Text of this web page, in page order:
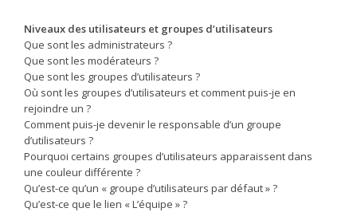
Niveaux des utilisateurs et groupes d’utilisateurs
Que sont les administrateurs ?
Que sont les modérateurs ?
Que sont les groupes d’utilisateurs ?
Où sont les groupes d’utilisateurs et comment puis-je en
rejoindre un ?
Comment puis-je devenir le responsable d’un groupe
d’utilisateurs ?
Pourquoi certains groupes d’utilisateurs apparaissent dans
une couleur différente ?
Qu’est-ce qu’un « groupe d’utilisateurs par défaut » ?
Qu’est-ce que le lien « L’équipe » ?